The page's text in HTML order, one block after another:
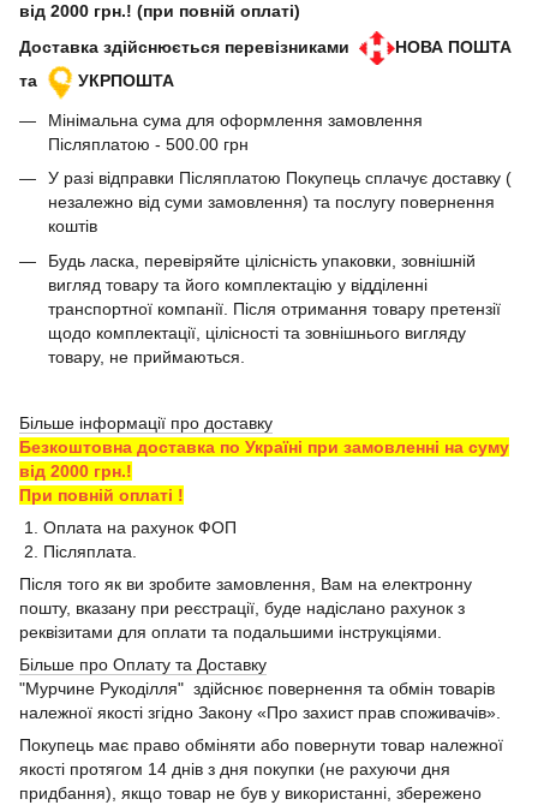
від 2000 грн.! (при повній оплаті)
Доставка здійснюється перевізниками
НОВА ПОШТА
та
УКРПОШТА
Мінімальна сума для оформлення замовлення
Післяплатою - 500.00 грн
У разі відправки Післяплатою Покупець сплачує доставку (
незалежно від суми замовлення) та послугу повернення
коштів
Будь ласка, перевіряйте цілісність упаковки, зовнішній
вигляд товару та його комплектацію у відділенні
транспортної компанії. Після отримання товару претензії
щодо комплектації, цілісності та зовнішнього вигляду
товару, не приймаються.
Більше інформації про доставку
Безкоштовна доставка по Україні при замовленні на суму
від 2000 грн.!
При повній оплаті !
1. Оплата на рахунок ФОП
2. Післяплата.
Після того як ви зробите замовлення, Вам на електронну
пошту, вказану при реєстрації, буде надіслано рахунок з
реквізитами для оплати та подальшими інструкціями.
Більше про Оплату та Доставку
"Мурчине Рукоділля" здійснює повернення та обмін товарів
належної якості згідно Закону «Про захист прав споживачів».
Покупець має право обміняти або повернути товар належної
якості протягом 14 днів з дня покупки (не рахуючи дня
придбання), якщо товар не був у використанні, збережено